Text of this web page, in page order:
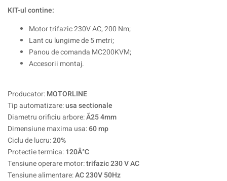
KIT-ul contine:
Motor trifazic 230V AC, 200 Nm;
Lant cu lungime de 5 metri;
Panou de comanda MC200KVM;
Accesorii montaj.
Producator:MOTORLINE
Tip automatizare:usa sectionale
Diametru orificiu arbore:Ã25 4mm
Dimensiune maxima usa:60 mp
Ciclu de lucru:20%
Protectie termica:120Â°C
Tensiune operare motor:trifazic 230 V AC
Tensiune alimentare:AC 230V 50Hz